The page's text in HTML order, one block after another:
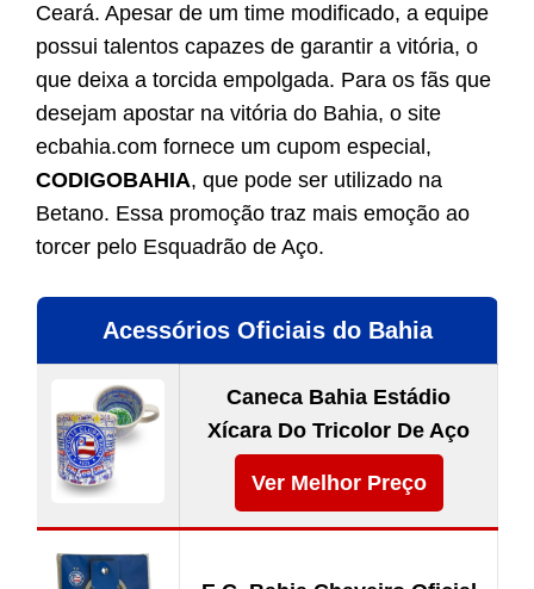
Ceará. Apesar de um time modificado, a equipe
possui talentos capazes de garantir a vitória, o
que deixa a torcida empolgada. Para os fãs que
desejam apostar na vitória do Bahia, o site
ecbahia.com fornece um cupom especial,
CODIGOBAHIA, que pode ser utilizado na
Betano. Essa promoção traz mais emoção ao
torcer pelo Esquadrão de Aço.
Acessórios Oficiais do Bahia
Caneca Bahia Estádio
Xícara Do Tricolor De Aço
Ver Melhor Preço